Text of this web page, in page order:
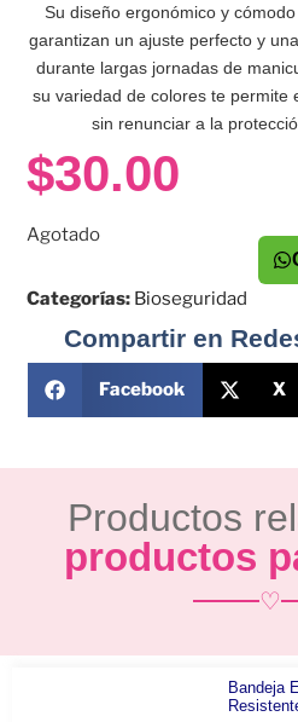
Su diseño ergonómico y
garantizan un ajuste perfecto y
durante largas jornadas de
su variedad de colores te permite
sin renunciar a la
$30.00
Agotado
Categorías: Bioseguridad
Compartir en
Facebook X
Productos
productos
♡
Bandeja